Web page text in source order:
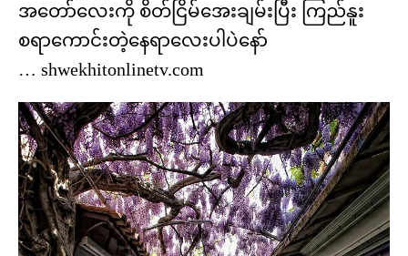
အတော်လေးကို စိတ်ငြိမ်အေးချမ်းပြီး ကြည်နူး
စရာကောင်းတဲ့နေရာလေးပါပဲနော်
… shwekhitonlinetv.com